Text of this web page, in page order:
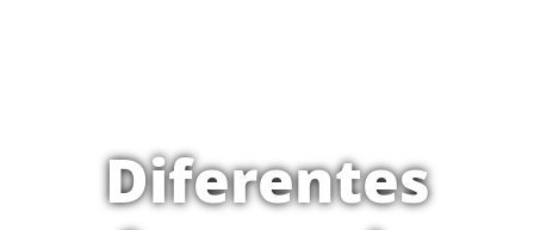
Diferentes